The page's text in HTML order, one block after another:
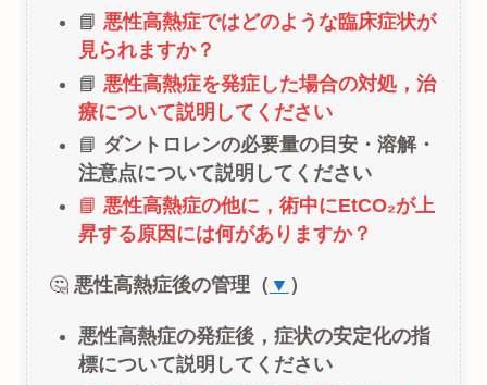
📘 悪性高熱症ではどのような臨床症状が
見られますか？
📘 悪性高熱症を発症した場合の対処，治
療について説明してください
📘 ダントロレンの必要量の目安・溶解・
注意点について説明してください
📘 悪性高熱症の他に，術中にEtCO₂が上
昇する原因には何がありますか？
🤔 悪性高熱症後の管理（ ▼ ）
悪性高熱症の発症後，症状の安定化の指
標について説明してください